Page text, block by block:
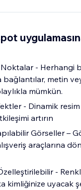
Noktalar - Herhangi
bağlantılar, metin
mümkün.
- Dinamik
artırın
Görseller –
araçlarına
-
kimliğinize uyacak